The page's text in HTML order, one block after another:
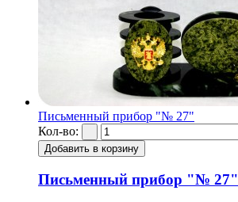
Письменный прибор "№ 27"
Кол-во:
Письменный прибор "№ 27"